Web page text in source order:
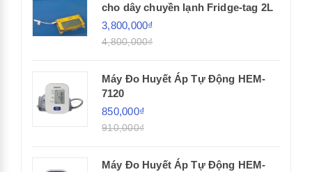
cho dây chuyền lạnh Fridge-tag 2L
3,800,000₫
4,800,000₫
Máy Đo Huyết Áp Tự Động HEM-
7120
850,000₫
910,000₫
Máy Đo Huyết Áp Tự Động HEM-